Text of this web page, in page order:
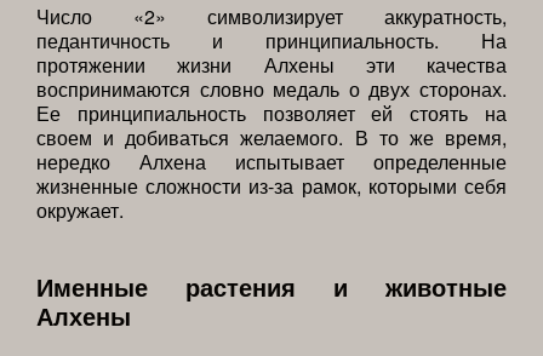
Число «2» символизирует аккуратность,
педантичность и принципиальность. На
протяжении жизни Алхены эти качества
воспринимаются словно медаль о двух сторонах.
Ее принципиальность позволяет ей стоять на
своем и добиваться желаемого. В то же время,
нередко Алхена испытывает определенные
жизненные сложности из-за рамок, которыми себя
окружает.
Именные растения и животные
Алхены